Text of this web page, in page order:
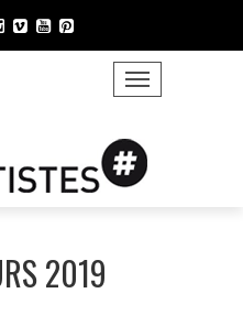
TOGGLE NAVIGATION
2019